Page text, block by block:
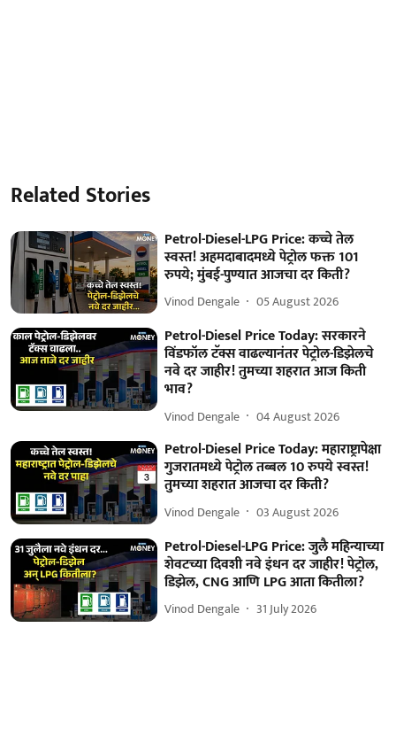
Related Stories
Petrol-Diesel-LPG Price: कच्चे तेल
स्वस्त! अहमदाबादमध्ये पेट्रोल फक्त 101
रुपये; मुंबई-पुण्यात आजचा दर किती?
Vinod Dengale 05 August 2026
Petrol-Diesel Price Today: सरकारने
विंडफॉल टॅक्स वाढल्यानंतर पेट्रोल-डिझेलचे
नवे दर जाहीर! तुमच्या शहरात आज किती
भाव?
Vinod Dengale 04 August 2026
Petrol-Diesel Price Today: महाराष्ट्रापेक्षा
गुजरातमध्ये पेट्रोल तब्बल 10 रुपये स्वस्त!
तुमच्या शहरात आजचा दर किती?
Vinod Dengale 03 August 2026
Petrol-Diesel-LPG Price: जुलै महिन्याच्या
शेवटच्या दिवशी नवे इंधन दर जाहीर! पेट्रोल,
डिझेल, CNG आणि LPG आता कितीला?
Vinod Dengale 31 July 2026